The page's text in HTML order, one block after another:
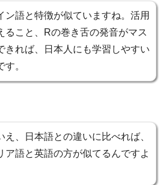
ン語と特徴が似ていますね。活用
ること、Rの巻き舌の発音がマス
きれば、日本人にも学習しやすい
す。
え、日本語との違いに比べれば、
ア語と英語の方が似てるんですよ